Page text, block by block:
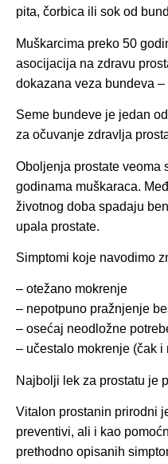
pita, čorbica ili sok od
Muškarcima preko 50
asocijacija na zdravu
dokazana veza bundeva –
Seme bundeve je jedan
za očuvanje zdravlja
Oboljenja prostate veoma
godinama muškaraca.
životnog doba spadaju
upala prostate.
Simptomi koje navodimo
– otežano mokrenje
– nepotpuno pražnjenje
– osećaj neodložne
– učestalo mokrenje (čak i
Najbolji lek za prostatu je
Vitalon prostanin prirodni
preventivi, ali i kao
prethodno opisanih